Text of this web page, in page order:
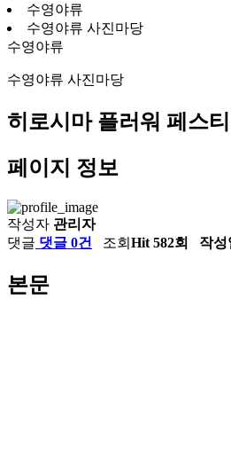
수영야류
수영야류 사진마당
수영야류
수영야류 사진마당
히로시마 플러워 페스
페이지 정보
작성자 관리자
댓글 댓글 0건 조회 Hit 582회 작성
본문